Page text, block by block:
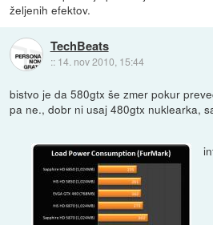
željenih efektov.
TechBeats
:: 14. nov 2010, 15:44
bistvo je da 580gtx še zmer pokur
pa ne., dobr ni usaj 480gtx nuklearka,